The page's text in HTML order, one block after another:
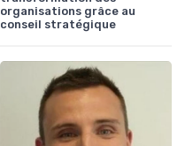
organisations grâce au
conseil stratégique